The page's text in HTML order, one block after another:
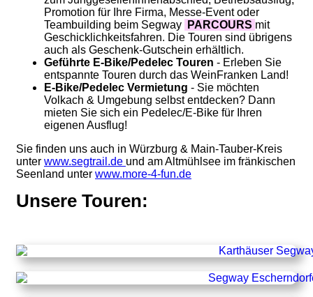
Promotion für Ihre Firma, Messe-Event oder
Teambuilding beim Segway
PARCOURS mit
Geschicklichkeitsfahren. Die Touren sind übrigens
auch als Geschenk-Gutschein erhältlich.
Geführte E-Bike/Pedelec Touren - Erleben Sie
entspannte Touren durch das WeinFranken Land!
E-Bike/Pedelec Vermietung - Sie möchten
Volkach & Umgebung selbst entdecken? Dann
mieten Sie sich ein Pedelec/E-Bike für Ihren
eigenen Ausflug!
Sie finden uns auch in Würzburg & Main-Tauber-Kreis
unter www.segtrail.de und am Altmühlsee im fränkischen
Seenland unter www.more-4-fun.de
Unsere Touren: